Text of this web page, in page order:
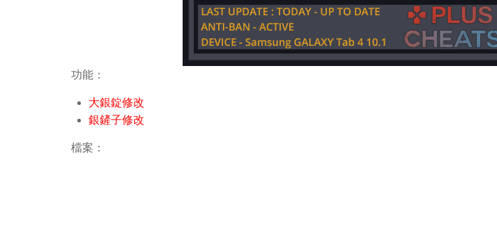
功能：
大銀錠修改
銀鏟子修改
檔案：